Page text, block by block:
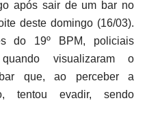
após sair de um bar no
deste domingo (16/03).
do 19º BPM, policiais
quando visualizaram o
que, ao perceber a
tentou evadir, sendo